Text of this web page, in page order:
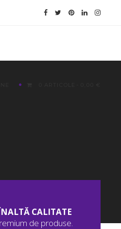
CALITATE
de produse.